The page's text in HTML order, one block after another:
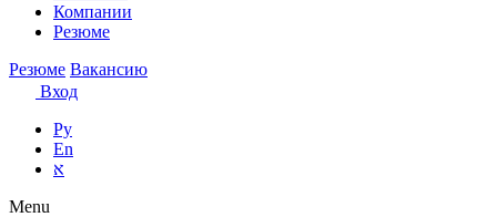
Компании
Резюме
Резюме Вакансию
Вход
Ру
En
א
Menu